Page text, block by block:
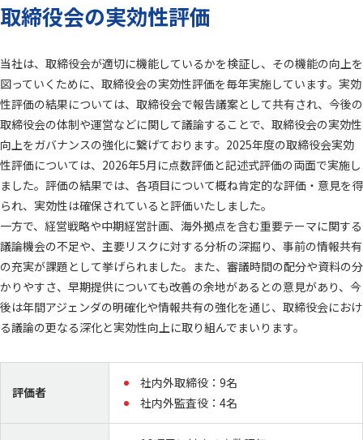
取締役会の実効性評価
当社は、取締役会が適切に機能しているかを検証し、その機能の向上を
図っていくために、取締役会の実効性評価を毎年実施しています。実効
性評価の結果については、取締役会で報告議案として共有され、今後の
取締役会の体制や運営などに関して議論することで、取締役会の実効性
向上をガバナンスの強化に繋げております。2025年度の取締役会実効
性評価については、2026年5月に点数評価と記述式評価の両面で実施し
ました。評価の結果では、各項目について概ね肯定的な評価・意見を得
られ、実効性は確保されていると評価いたしました。
一方で、経営戦略や中期経営計画、海外拠点を含む重要テーマに関する
議論機会の不足や、主要リスクに対する分析の深掘り、事前の情報共有
の充実が課題として挙げられました。また、審議時間の配分や資料の分
かりやすさ、早期提供についても改善の余地があるとの意見があり、今
後は年間アジェンダの明確化や情報共有の強化を通じ、取締役会におけ
る議論の更なる深化と実効性向上に取り組んでまいります。
評価者
社内外取締役：9名
社内外監査役：4名